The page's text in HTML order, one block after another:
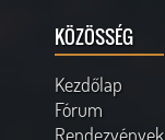
KÖZÖSSÉG
Kezdőlap
Fórum
Rendezvények